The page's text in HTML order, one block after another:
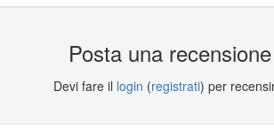
Posta una recensione
Devi fare il login (registrati) per